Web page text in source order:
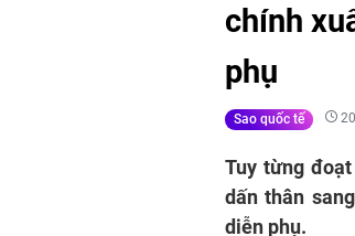
chính
phụ
Sao quốc tế
Tuy từng
dấn thân
diễn phụ.